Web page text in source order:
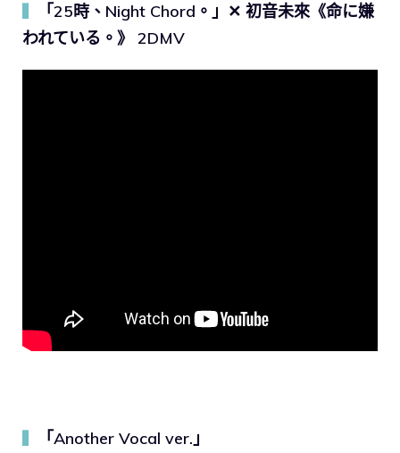
「25時、Night Chord。」✕ 初音未來《命に嫌
われている。》 2DMV
「Another Vocal ver.」